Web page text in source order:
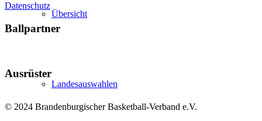
Übersicht
Landesauswahlen
Datenschutz
Ballpartner
Ausrüster
© 2024 Brandenburgischer Basketball-Verband e.V.